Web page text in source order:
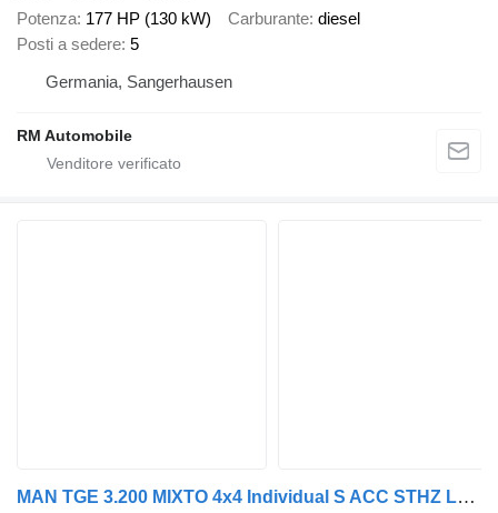
Potenza 177 HP (130 kW) Carburante diesel
Posti a sedere 5
Germania, Sangerhausen
RM Automobile
MAN TGE 3.200 MIXTO 4x4 Individual S ACC STHZ L3H2